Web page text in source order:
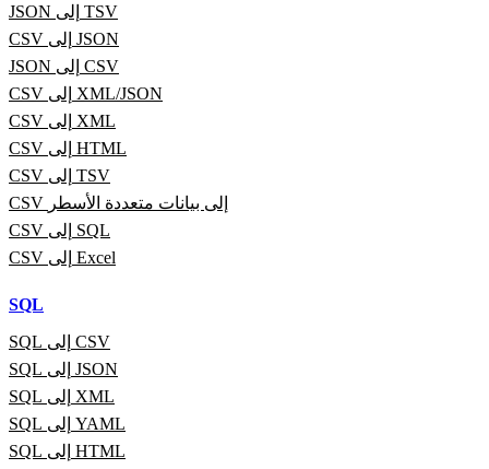
JSON إلى TSV
CSV إلى JSON
JSON إلى CSV
CSV إلى XML/JSON
CSV إلى XML
CSV إلى HTML
CSV إلى TSV
CSV إلى بيانات متعددة الأسطر
CSV إلى SQL
CSV إلى Excel
SQL
SQL إلى CSV
SQL إلى JSON
SQL إلى XML
SQL إلى YAML
SQL إلى HTML